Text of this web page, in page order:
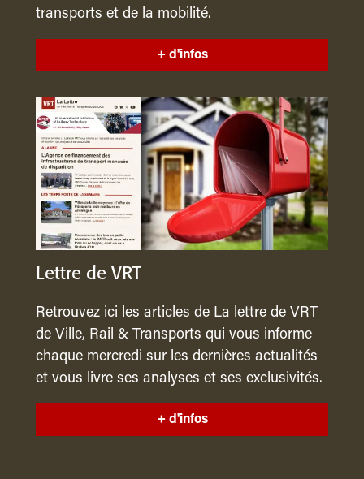
transports et de la mobilité.
+ d'infos
Lettre de VRT
Retrouvez ici les articles de La lettre de VRT
de Ville, Rail & Transports qui vous informe
chaque mercredi sur les dernières actualités
et vous livre ses analyses et ses exclusivités.
+ d'infos